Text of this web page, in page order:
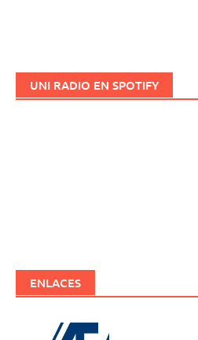
UNI RADIO EN SPOTIFY
ENLACES